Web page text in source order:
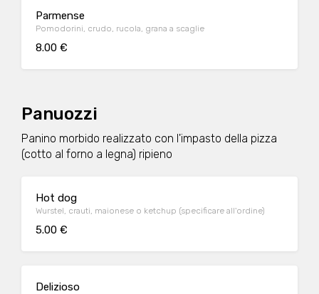
Parmense
Pomodorini, crudo, rucola, grana a scaglie
8.00 €
Panuozzi
Panino morbido realizzato con l'impasto della pizza
(cotto al forno a legna) ripieno
Hot dog
Wurstel, crauti, maionese o ketchup (specificare all'ordine)
5.00 €
Delizioso